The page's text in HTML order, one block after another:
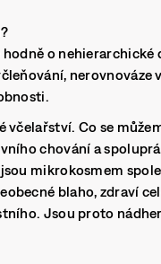
hodně o nehierarchické
nerovnováze
včelařství. Co se
chování a
mikrokosmem
blaho, zdraví
Jsou proto